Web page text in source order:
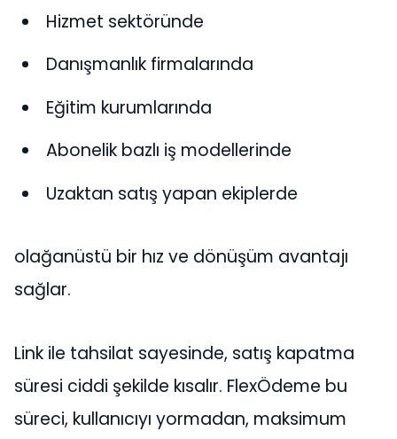
Hizmet sektöründe
Danışmanlık firmalarında
Eğitim kurumlarında
Abonelik bazlı iş modellerinde
Uzaktan satış yapan ekiplerde
olağanüstü bir hız ve dönüşüm avantajı
sağlar.
Link ile tahsilat sayesinde, satış kapatma
süresi ciddi şekilde kısalır. FlexÖdeme bu
süreci, kullanıcıyı yormadan, maksimum